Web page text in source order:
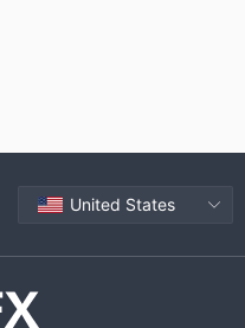
United States